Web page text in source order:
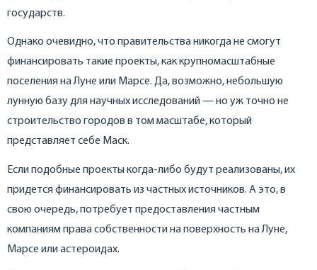
государств.
Однако очевидно, что правительства никогда не смогут
финансировать такие проекты, как крупномасштабные
поселения на Луне или Марсе. Да, возможно, небольшую
лунную базу для научных исследований — но уж точно не
строительство городов в том масштабе, который
представляет себе Маск.
Если подобные проекты когда-либо будут реализованы, их
придется финансировать из частных источников. А это, в
свою очередь, потребует предоставления частным
компаниям права собственности на поверхность на Луне,
Марсе или астероидах.